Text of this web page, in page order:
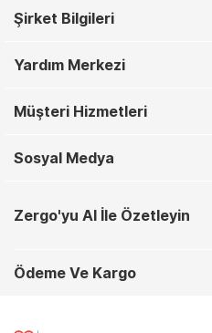
Şirket Bilgileri
Yardım Merkezi
Müşteri Hizmetleri
Sosyal Medya
Zergo'yu AI İle Özetleyin
Ödeme Ve Kargo